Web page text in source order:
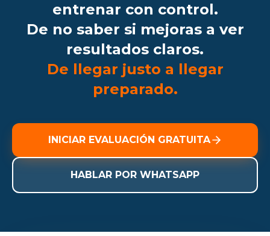
entrenar con control.
De no saber si mejoras a ver
resultados claros.
De llegar justo a llegar
preparado.
INICIAR EVALUACIÓN GRATUITA
HABLAR POR WHATSAPP